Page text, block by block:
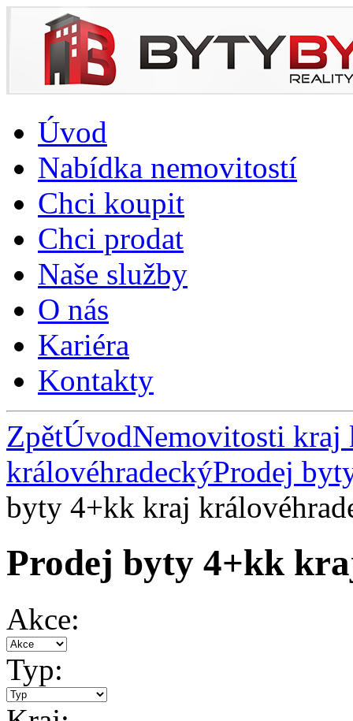
Úvod
Nabídka nemovitostí
Chci koupit
Chci prodat
Naše služby
O nás
Kariéra
Kontakty
ZpětÚvodNemovitosti kraj
královéhradeckýProdej
byty 4+kk kraj
Prodej byty 4+kk
Akce:
Typ: